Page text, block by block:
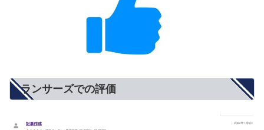
ランサーズでの評価